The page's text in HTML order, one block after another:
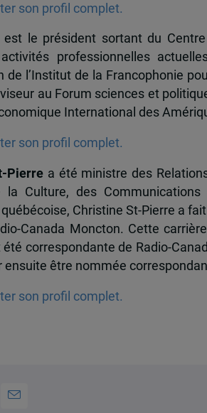
son profil complet.
est le président sortant du
professionnelles
de l’Institut de la Francophonie
au Forum sciences et
International des
son profil complet.
Pierre a été ministre des
la Culture, des
Christine St-Pierre a
Canada Moncton. Cette
correspondante de Radio-
ensuite être nommée
son profil complet.